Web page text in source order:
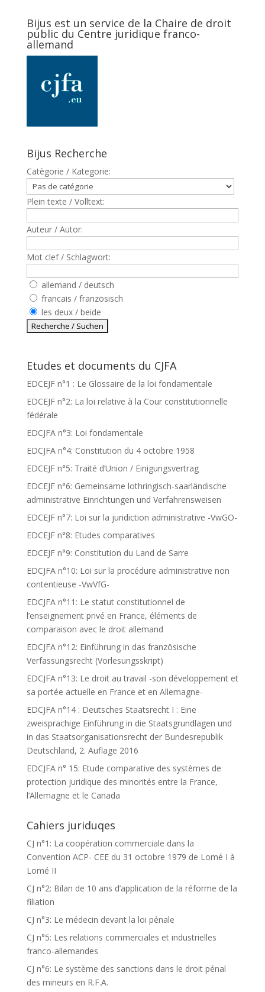
Bijus est un service de la Chaire de droit
public du Centre juridique franco-
allemand
Bijus Recherche
Catègorie / Kategorie:
Plein texte / Volltext:
Auteur / Autor:
Mot clef / Schlagwort:
allemand / deutsch
francais / französisch
les deux / beide
Etudes et documents du CJFA
EDCEJF n°1 : Le Glossaire de la loi fondamentale
EDCEJF n°2: La loi relative à la Cour constitutionnelle
fédérale
EDCJFA n°3: Loi fondamentale
EDCJFA n°4: Constitution du 4 octobre 1958
EDCEJF n°5: Traité d’Union / Einigungsvertrag
EDCEJF n°6: Gemeinsame lothringisch-saarländische
administrative Einrichtungen und Verfahrensweisen
EDCEJF n°7: Loi sur la juridiction administrative -VwGO-
EDCEJF n°8: Etudes comparatives
EDCEJF n°9: Constitution du Land de Sarre
EDCJFA n°10: Loi sur la procédure administrative non
contentieuse -VwVfG-
EDCJFA n°11: Le statut constitutionnel de
l’enseignement privé en France, éléments de
comparaison avec le droit allemand
EDCJFA n°12: Einführung in das französische
Verfassungsrecht (Vorlesungsskript)
EDCJFA n°13: Le droit au travail -son développement et
sa portée actuelle en France et en Allemagne-
EDCJFA n°14 : Deutsches Staatsrecht I : Eine
zweisprachige Einführung in die Staatsgrundlagen und
in das Staatsorganisationsrecht der Bundesrepublik
Deutschland, 2. Auflage 2016
EDCJFA n° 15: Etude comparative des systèmes de
protection juridique des minorités entre la France,
l’Allemagne et le Canada
Cahiers juriduqes
CJ n°1: La coopération commerciale dans la
Convention ACP- CEE du 31 octobre 1979 de Lomé I à
Lomé II
CJ n°2: Bilan de 10 ans d’application de la réforme de la
filiation
CJ n°3: Le médecin devant la loi pénale
CJ n°5: Les relations commerciales et industrielles
franco-allemandes
CJ n°6: Le système des sanctions dans le droit pénal
des mineurs en R.F.A.